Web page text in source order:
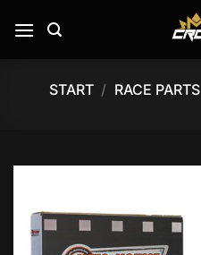
Inhalt
START / RACE PARTS